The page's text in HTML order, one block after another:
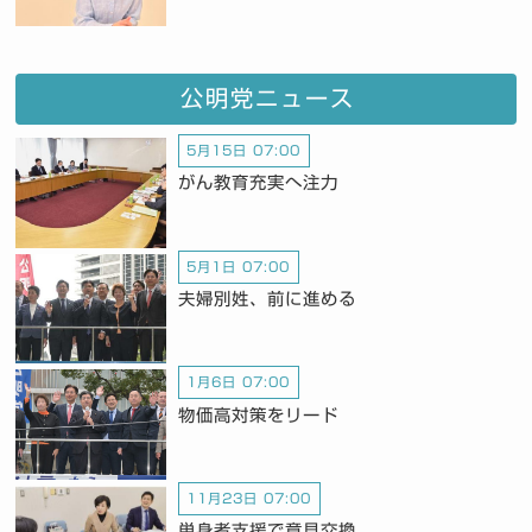
公明党ニュース
5月15日 07:00
がん教育充実へ注力
5月1日 07:00
夫婦別姓、前に進める
1月6日 07:00
物価高対策をリード
11月23日 07:00